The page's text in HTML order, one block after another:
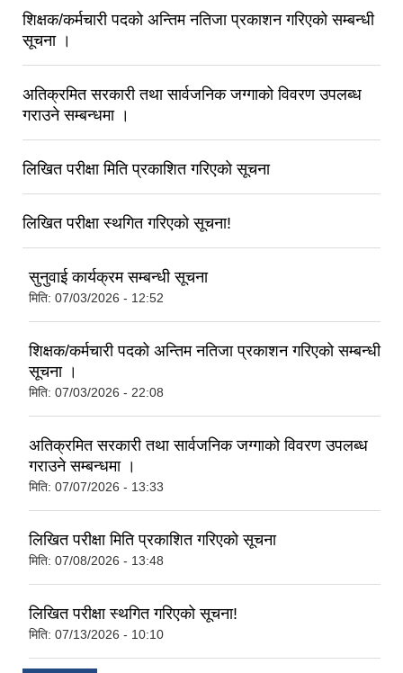
शिक्षक/कर्मचारी पदको अन्तिम नतिजा प्रकाशन गरिएको सम्बन्धी
सूचना ।
अतिक्रमित सरकारी तथा सार्वजनिक जग्गाको विवरण उपलब्ध
गराउने सम्बन्धमा ।
लिखित परीक्षा मिति प्रकाशित गरिएको सूचना
लिखित परीक्षा स्थगित गरिएको सूचना!
सुनुवाई कार्यक्रम सम्बन्धी सूचना
मिति: 07/03/2026 - 12:52
शिक्षक/कर्मचारी पदको अन्तिम नतिजा प्रकाशन गरिएको सम्बन्धी
सूचना ।
मिति: 07/03/2026 - 22:08
अतिक्रमित सरकारी तथा सार्वजनिक जग्गाको विवरण उपलब्ध
गराउने सम्बन्धमा ।
मिति: 07/07/2026 - 13:33
लिखित परीक्षा मिति प्रकाशित गरिएको सूचना
मिति: 07/08/2026 - 13:48
लिखित परीक्षा स्थगित गरिएको सूचना!
मिति: 07/13/2026 - 10:10